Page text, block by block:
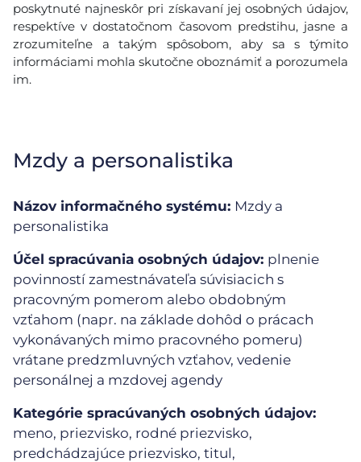
poskytnuté najneskôr pri získavaní jej osobných údajov,
respektíve v dostatočnom časovom predstihu, jasne a
zrozumiteľne a takým spôsobom, aby sa s týmito
informáciami mohla skutočne oboznámiť a porozumela
im.
Mzdy a personalistika
Názov informačného systému: Mzdy a
personalistika
Účel spracúvania osobných údajov: plnenie
povinností zamestnávateľa súvisiacich s
pracovným pomerom alebo obdobným
vzťahom (napr. na základe dohôd o prácach
vykonávaných mimo pracovného pomeru)
vrátane predzmluvných vzťahov, vedenie
personálnej a mzdovej agendy
Kategórie spracúvaných osobných údajov:
meno, priezvisko, rodné priezvisko,
predchádzajúce priezvisko, titul,